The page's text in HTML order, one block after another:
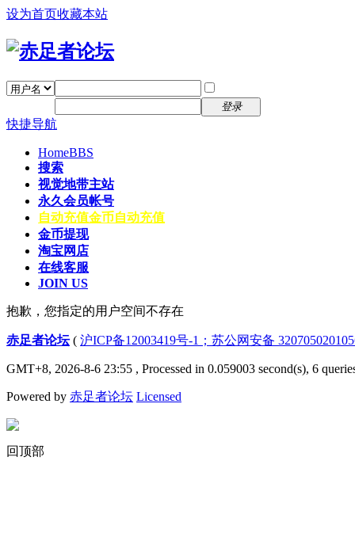
设为首页收藏本站
登录
快捷导航
HomeBBS
搜索
视觉地带主站
永久会员帐号
自动充值金币自动充值
金币提现
淘宝网店
在线客服
JOIN US
抱歉，您指定的用户空间不存在
赤足者论坛( 沪ICP备12003419号-1；苏公网安备
GMT+8, 2026-8-6 23:55 , Processed in 0.059003 second(s), 6
Powered by 赤足者论坛 Licensed
回顶部